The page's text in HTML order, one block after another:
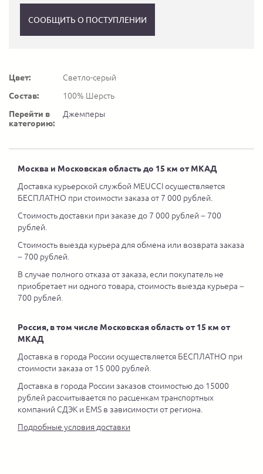
СООБЩИТЬ О ПОСТУПЛЕНИИ
Цвет:
Светло-серый
Состав:
100% Шерсть
Перейти в
категорию:
Джемперы
Москва и Московская область до 15 км от МКАД
Доставка курьерской службой MEUCCI осуществляется
БЕСПЛАТНО при стоимости заказа от 7 000 рублей.
Стоимость доставки при заказе до 7 000 рублей – 700
рублей.
Стоимость выезда курьера для обмена или возврата заказа
– 700 рублей.
В случае полного отказа от заказа, если покупатель не
приобретает ни одного товара, стоимость выезда курьера –
700 рублей.
Россия, в том числе Московская область от 15 км от
МКАД
Доставка в города России осуществляется БЕСПЛАТНО при
стоимости заказа от 15 000 рублей.
Доставка в города России заказов стоимостью до 15000
рублей рассчитывается по расценкам транспортных
компаний СДЭК и EMS в зависимости от региона.
Подробные условия доставки